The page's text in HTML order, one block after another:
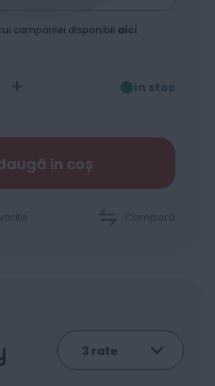
Telefon
campaniei disponibil aici
+ în stoc
în coș
Compară